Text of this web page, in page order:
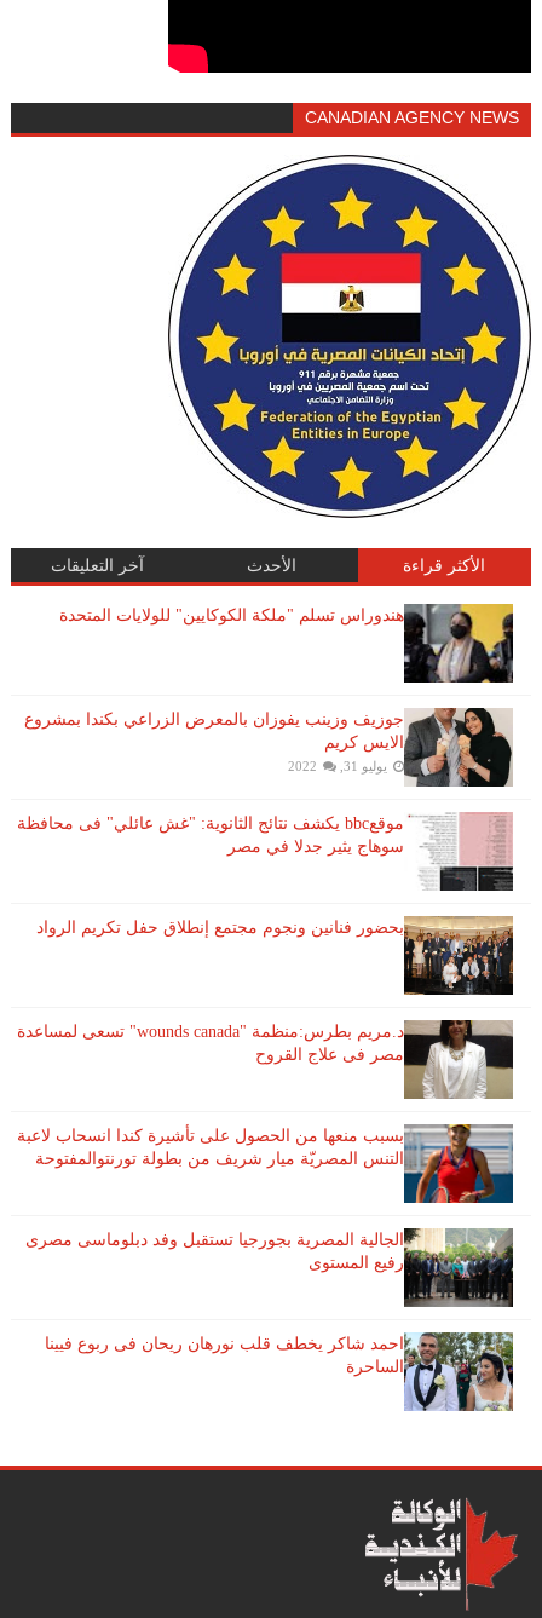
CANADIAN AGENCY NEWS
الأكثر قراءة الأحدث آخر التعليقات
هندوراس تسلم "ملكة الكوكايين" للولايات المتحدة
جوزيف وزينب يفوزان بالمعرض الزراعي بكندا بمشروع
الايس كريم
يوليو 31, 2022
موقعbbc يكشف نتائج الثانوية: "غش عائلي" فى محافظة
سوهاج يثير جدلا في مصر
بحضور فنانين ونجوم مجتمع إنطلاق حفل تكريم الرواد
د.مريم بطرس:منظمة "wounds canada" تسعى لمساعدة
مصر فى علاج القروح
بسبب منعها من الحصول على تأشيرة كندا انسحاب لاعبة ​
التنس​ المصريّة ​ميار شريف​ من بطولة ​تورنتو​المفتوحة
الجالية المصرية بجورجيا تستقبل وفد دبلوماسى مصرى
رفيع المستوى
احمد شاكر يخطف قلب نورهان ريحان فى ربوع فيينا
الساحرة